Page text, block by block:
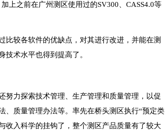
上之前在广州测区使用过的SV300、CASS4.0等
比较各软件的优缺点，对其进行改进，并能在测
技术水平也得到提高了。
努力探索技术管理、生产管理和质量管理，以促
、质量管理办法等。率先在桥头测区执行“预定类
收入科学的挂钩了，整个测区产品质量有了较大